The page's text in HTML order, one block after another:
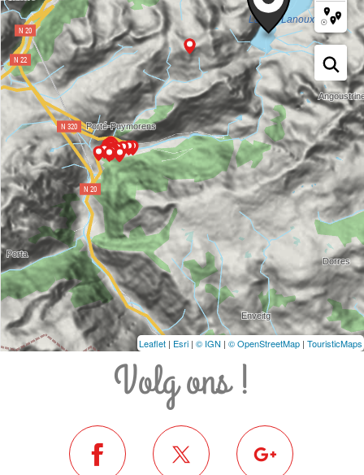
Leaflet | Esri | © IGN | © OpenStreetMap | TouristicMaps
Volg ons !